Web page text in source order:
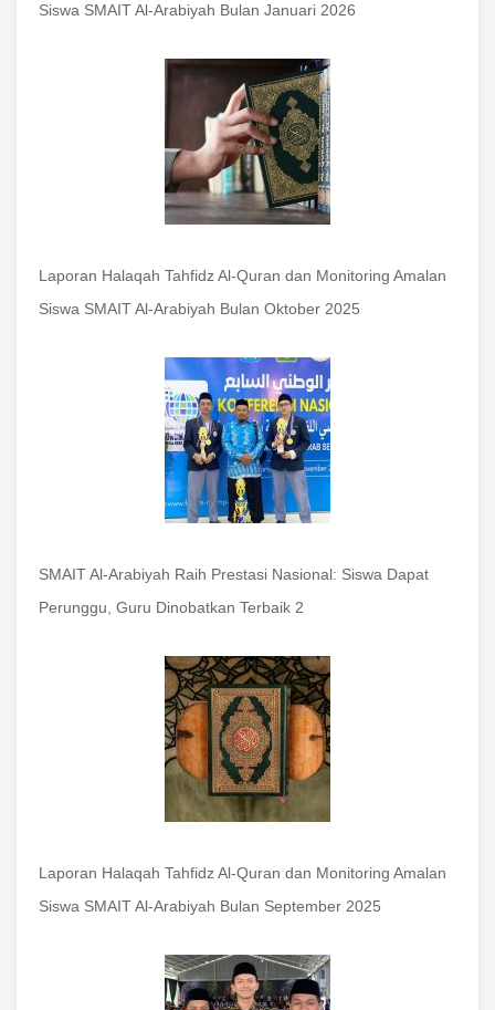
Siswa SMAIT Al-Arabiyah Bulan Januari 2026
Laporan Halaqah Tahfidz Al-Quran dan Monitoring Amalan
Siswa SMAIT Al-Arabiyah Bulan Oktober 2025
SMAIT Al-Arabiyah Raih Prestasi Nasional: Siswa Dapat
Perunggu, Guru Dinobatkan Terbaik 2
Laporan Halaqah Tahfidz Al-Quran dan Monitoring Amalan
Siswa SMAIT Al-Arabiyah Bulan September 2025